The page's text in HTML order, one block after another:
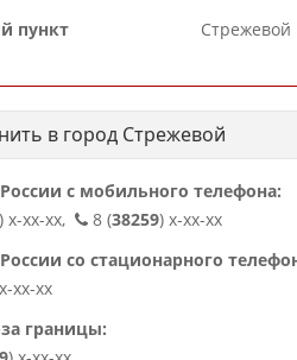
пункт Стрежевой
в город Стрежевой
с мобильного телефона:
) x-xx-xx, 8 (38259) x-xx-xx
со стационарного
xx-xx
границы: